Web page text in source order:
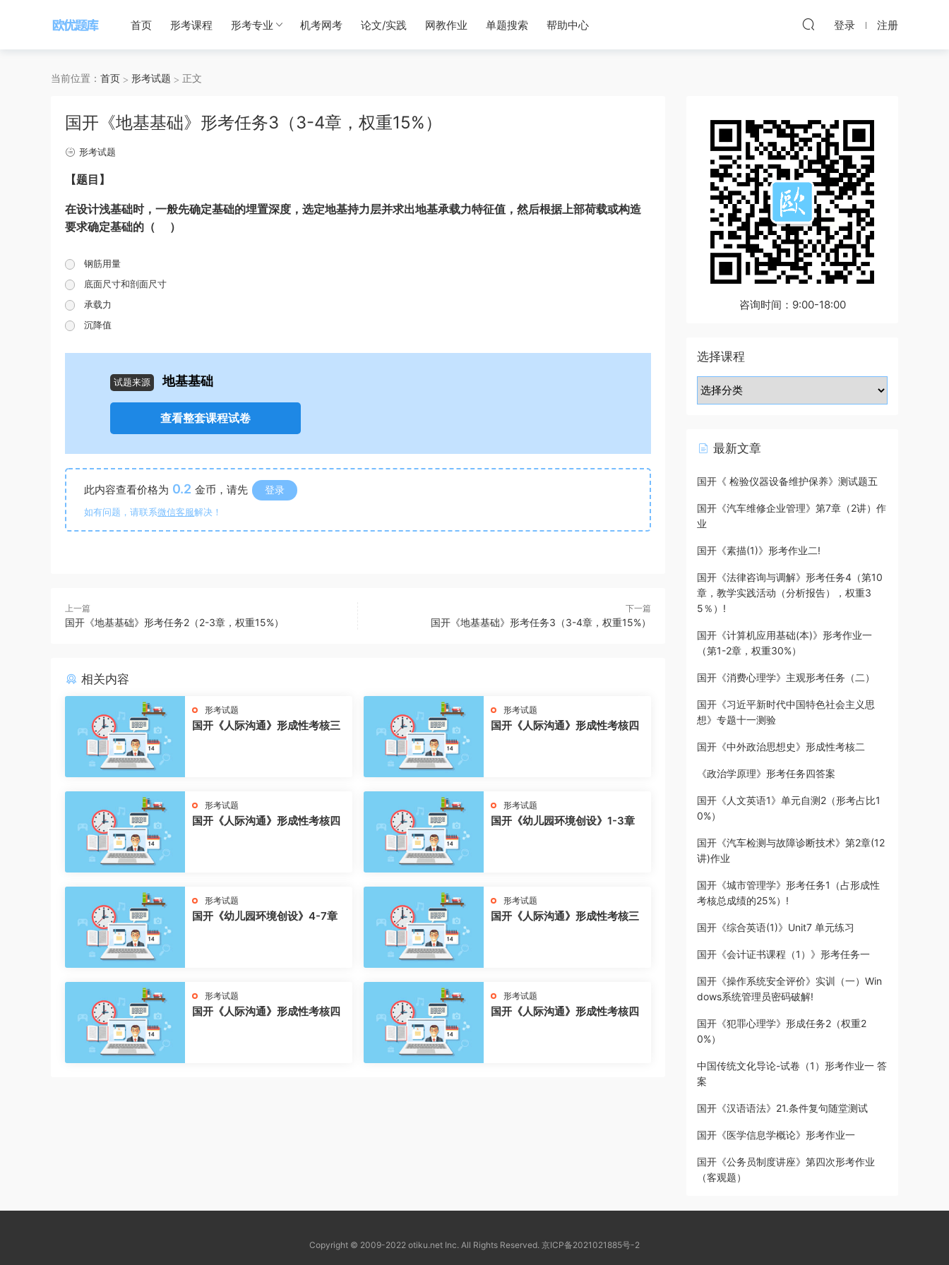
首页 形考课程 形考专业 机考网考 论文/实践 网教作业 单题搜索 帮助中心 登录 注册
当前位置： 首页 形考试题 正文
国开《地基基础》形考任务3（3-4章，权重15%）
形考试题
【题目】
在设计浅基础时，一般先确定基础的埋置深度，选定地基持力层并求出地基承载力特征值，然后根据上部荷载或构造
要求确定基础的（ ）
钢筋用量
底面尺寸和剖面尺寸
承载力
沉降值
试题来源 地基基础
查看整套课程试卷
此内容查看价格为 0.2 金币，请先 登录
如有问题，请联系微信客服解决！
上一篇
国开《地基基础》形考任务2（2-3章，权重15%）
下一篇
国开《地基基础》形考任务3（3-4章，权重15%）
相关内容
形考试题
国开《人际沟通》形成性考核三
形考试题
国开《人际沟通》形成性考核四
形考试题
国开《人际沟通》形成性考核四
形考试题
国开《幼儿园环境创设》1-3章
形考试题
国开《幼儿园环境创设》4-7章
形考试题
国开《人际沟通》形成性考核三
形考试题
国开《人际沟通》形成性考核四
形考试题
国开《人际沟通》形成性考核四
咨询时间：9:00-18:00
选择课程
最新文章
国开《 检验仪器设备维护保养》测试题五
国开《汽车维修企业管理》第7章（2讲）作
业
国开《素描(1)》形考作业二!
国开《法律咨询与调解》形考任务4（第10
章，教学实践活动（分析报告），权重3
5％）!
国开《计算机应用基础(本)》形考作业一
（第1-2章，权重30%）
国开《消费心理学》主观形考任务（二）
国开《习近平新时代中国特色社会主义思
想》专题十一测验
国开《中外政治思想史》形成性考核二
《政治学原理》形考任务四答案
国开《人文英语1》单元自测2（形考占比1
0%）
国开《汽车检测与故障诊断技术》第2章(12
讲)作业
国开《城市管理学》形考任务1（占形成性
考核总成绩的25%）!
国开《综合英语(1)》Unit7 单元练习
国开《会计证书课程（1）》形考任务一
国开《操作系统安全评价》实训（一）Win
dows系统管理员密码破解!
国开《犯罪心理学》形成任务2（权重2
0%）
中国传统文化导论-试卷（1）形考作业一 答
案
国开《汉语语法》21.条件复句随堂测试
国开《医学信息学概论》形考作业一
国开《公务员制度讲座》第四次形考作业
（客观题）
Copyright © 2009-2022 otiku.net Inc. All Rights Reserved. 京ICP备2021021885号-2